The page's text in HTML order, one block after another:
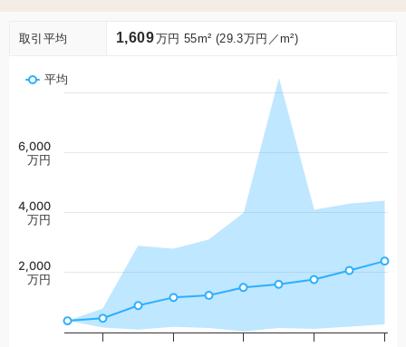
取引平均 1,609万円 55m² (29.3万円／m²)
平均
2,000
万円
4,000
万円
6,000
万円